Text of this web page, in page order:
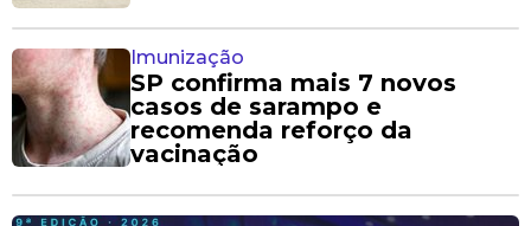
Imunização
SP confirma mais 7 novos
casos de sarampo e
recomenda reforço da
vacinação